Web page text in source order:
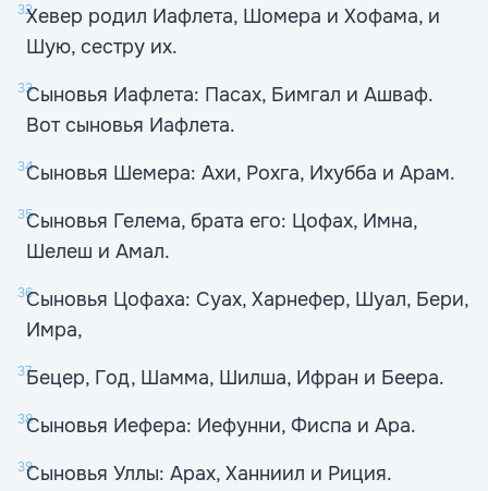
32Хевер родил Иафлета, Шомера и Хофама, и
Шую, сестру их.
33Сыновья Иафлета: Пасах, Бимгал и Ашваф.
Вот сыновья Иафлета.
34Сыновья Шемера: Ахи, Рохга, Ихубба и Арам.
35Сыновья Гелема, брата его: Цофах, Имна,
Шелеш и Амал.
36Сыновья Цофаха: Суах, Харнефер, Шуал, Бери,
Имра,
37Бецер, Год, Шамма, Шилша, Ифран и Беера.
38Сыновья Иефера: Иефунни, Фиспа и Ара.
39Сыновья Уллы: Арах, Ханниил и Риция.